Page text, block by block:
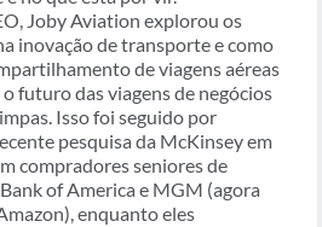
Joby Aviation explorou os
inovação de transporte e como
de viagens aéreas
futuro das viagens de negócios
Isso foi seguido por
pesquisa da McKinsey em
compradores seniores de
of America e MGM (agora
enquanto eles